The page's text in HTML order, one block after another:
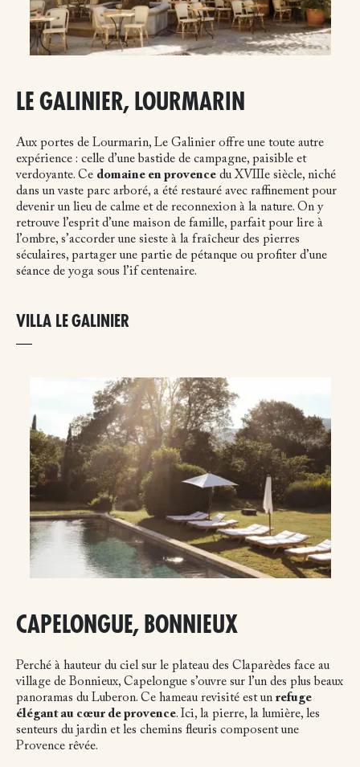
LE GALINIER, LOURMARIN
Aux portes de Lourmarin, Le Galinier offre une toute autre
expérience : celle d’une bastide de campagne, paisible et
verdoyante. Ce domaine en provence du XVIIIe siècle, niché
dans un vaste parc arboré, a été restauré avec raffinement pour
devenir un lieu de calme et de reconnexion à la nature. On y
retrouve l’esprit d’une maison de famille, parfait pour lire à
l’ombre, s’accorder une sieste à la fraîcheur des pierres
séculaires, partager une partie de pétanque ou profiter d’une
séance de yoga sous l’if centenaire.
VILLA LE GALINIER
CAPELONGUE, BONNIEUX
Perché à hauteur du ciel sur le plateau des Claparèdes face au
village de Bonnieux, Capelongue s’ouvre sur l’un des plus beaux
panoramas du Luberon. Ce hameau revisité est un refuge
élégant au cœur de provence. Ici, la pierre, la lumière, les
senteurs du jardin et les chemins fleuris composent une
Provence rêvée.